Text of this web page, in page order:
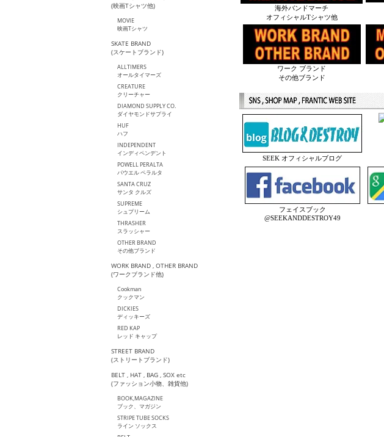
(映画Tシャツ他)
MOVIE
映画Tシャツ
SKATE BRAND
(スケートブランド)
ALLTIMERS
オールタイマーズ
CREATURE
クリーチャー
DIAMOND SUPPLY CO.
ダイヤモンドサプライ
HUF
ハフ
INDEPENDENT
インディペンデント
POWELL PERALTA
パウエル ペラルタ
SANTA CRUZ
サンタ クルズ
SUPREME
シュプリーム
THRASHER
スラッシャー
OTHER BRAND
その他ブランド
WORK BRAND , OTHER BRAND
(ワークブランド他)
Cookman
クックマン
DICKIES
ディッキーズ
RED KAP
レッド キャップ
STREET BRAND
(ストリートブランド)
BELT , HAT , BAG , SOX etc
(ファッション小物、雑貨他)
BOOK,MAGAZINE
ブック、マガジン
STRIPE TUBE SOCKS
ライン ソックス
海外バンドマーチ
オフィシャルTシャツ他
ワーク ブランド
その他ブランド
SEEK オフィシャルブログ
フェイスブック
@SEEKANDDESTROY49